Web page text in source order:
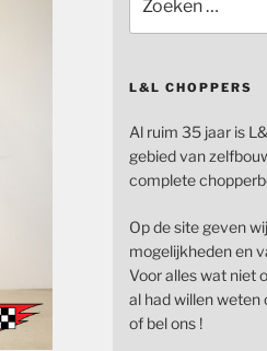
naar:
L&L CHOPPERS
Al ruim 35 jaar is
gebied van
complete
Op de site geven
mogelijkheden en
Voor alles wat niet
al had willen weten
of bel ons !